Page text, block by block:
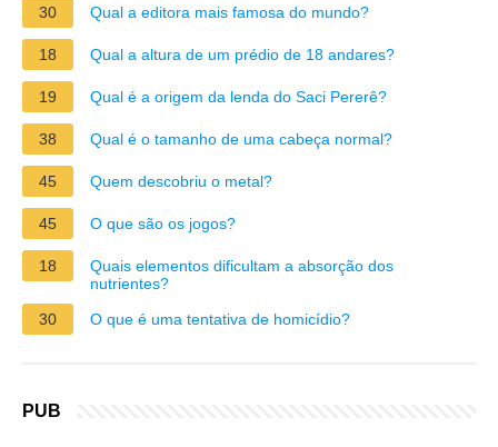
30 Qual a editora mais famosa do mundo?
18 Qual a altura de um prédio de 18 andares?
19 Qual é a origem da lenda do Saci Pererê?
38 Qual é o tamanho de uma cabeça normal?
45 Quem descobriu o metal?
45 O que são os jogos?
18
Quais elementos dificultam a absorção dos
nutrientes?
30
O que é uma tentativa de homicídio?
PUB